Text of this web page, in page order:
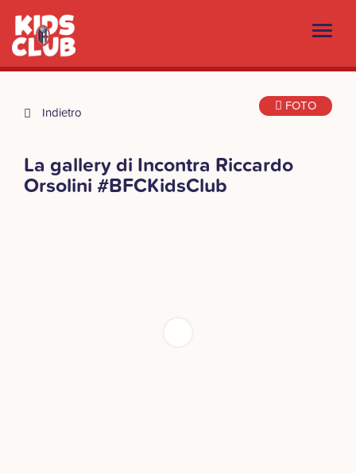
Indietro FOTO
La gallery di Incontra Riccardo
Orsolini #BFCKidsClub